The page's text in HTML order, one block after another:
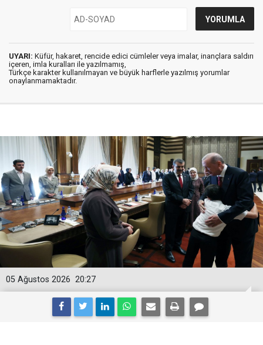
UYARI: Küfür, hakaret, rencide edici cümleler veya imalar, inançlara saldırı
içeren, imla kuralları ile yazılmamış,
Türkçe karakter kullanılmayan ve büyük harflerle yazılmış yorumlar
onaylanmamaktadır.
20:27
05 Ağustos 2026